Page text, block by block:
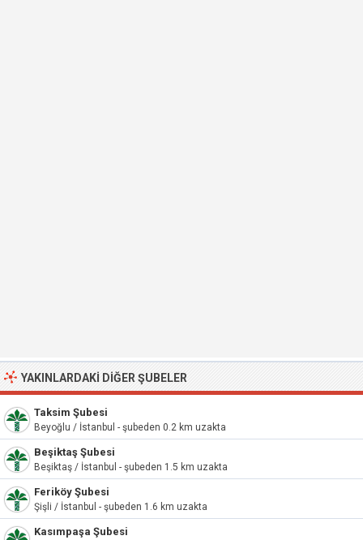
YAKINLARDAKI DIĞER ŞUBELER
Taksim Şubesi
Beyoğlu / İstanbul - şubeden 0.2 km uzakta
Beşiktaş Şubesi
Beşiktaş / İstanbul - şubeden 1.5 km uzakta
Feriköy Şubesi
Şişli / İstanbul - şubeden 1.6 km uzakta
Kasımpaşa Şubesi